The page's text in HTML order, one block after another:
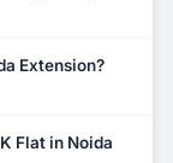
Extension?
Flat in Noida